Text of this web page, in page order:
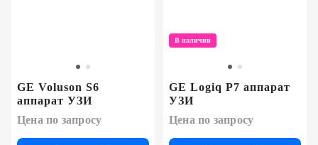
GE Voluson S6
аппарат УЗИ
Цена по запросу
В наличии
GE Logiq P7 аппарат
УЗИ
Цена по запросу